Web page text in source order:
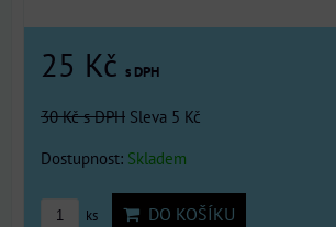
25 Kč s DPH
30 Kčs DPH Sleva 5 Kč
Dostupnost: Skladem
ks DO KOŠÍKU